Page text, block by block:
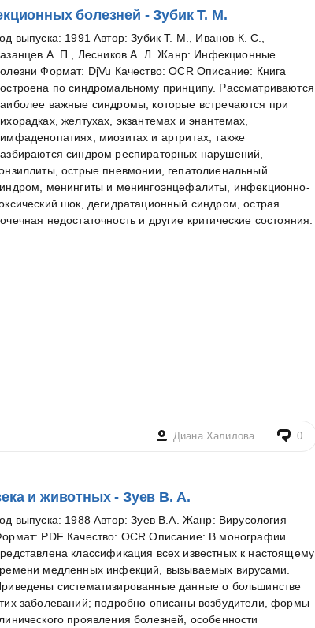
болезней - Зубик Т. М.
выпуска: 1991 Автор: Зубик Т. М., Иванов К. С.,
А. П., Лесников А. Л. Жанр: Инфекционные
Формат: DjVu Качество: OCR Описание: Книга
по синдромальному принципу. Рассматриваются
важные синдромы, которые встречаются при
желтухах, экзантемах и энантемах,
миозитах и артритах, также
синдром респираторных нарушений,
острые пневмонии, гепатолиенальный
менингиты и менингоэнцефалиты, инфекционно-
шок, дегидратационный синдром, острая
недостаточность и другие критические состояния.
Диана Халилова 0
и животных - Зуев В. А.
выпуска: 1988 Автор: Зуев В.А. Жанр: Вирусология
PDF Качество: OCR Описание: В монографии
классификация всех известных к настоящему
медленных инфекций, вызываемых вирусами.
систематизированные данные о большинстве
заболеваний; подробно описаны возбудители, формы
проявления болезней, особенности